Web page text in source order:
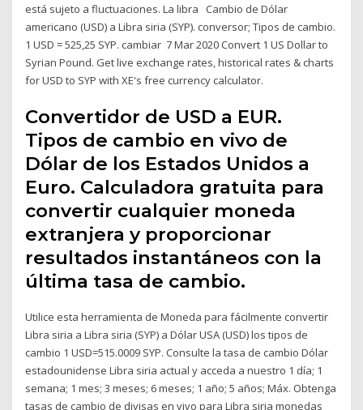
está sujeto a fluctuaciones. La libra Cambio de Dólar
americano (USD) a Libra siria (SYP). conversor; Tipos de cambio.
1 USD = 525,25 SYP. cambiar 7 Mar 2020 Convert 1 US Dollar to
Syrian Pound. Get live exchange rates, historical rates & charts
for USD to SYP with XE's free currency calculator.
Convertidor de USD a EUR.
Tipos de cambio en vivo de
Dólar de los Estados Unidos a
Euro. Calculadora gratuita para
convertir cualquier moneda
extranjera y proporcionar
resultados instantáneos con la
última tasa de cambio.
Utilice esta herramienta de Moneda para fácilmente convertir
Libra siria a Libra siria (SYP) a Dólar USA (USD) los tipos de
cambio 1 USD=515.0009 SYP. Consulte la tasa de cambio Dólar
estadounidense Libra siria actual y acceda a nuestro 1 día; 1
semana; 1 mes; 3 meses; 6 meses; 1 año; 5 años; Máx. Obtenga
tasas de cambio de divisas en vivo para Libra siria monedas